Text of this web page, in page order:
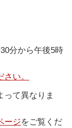
分から午後5時
い。
って異なりま
ージをご覧くだ